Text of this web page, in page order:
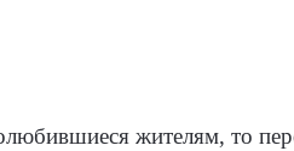
жителям, то